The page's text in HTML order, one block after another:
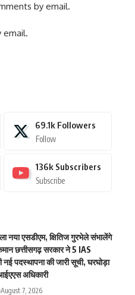
by email.
email.
69.1k Followers
Follow
136k Subscribers
Subscribe
नया एसडीएम, क्षितिज गुरभेले संभालेंगे
छत्तीसगढ़ सरकार ने 5 IAS
नई पदस्थापना की जारी सूची, घरघोड़ा
अधिकारी
August 7, 2026